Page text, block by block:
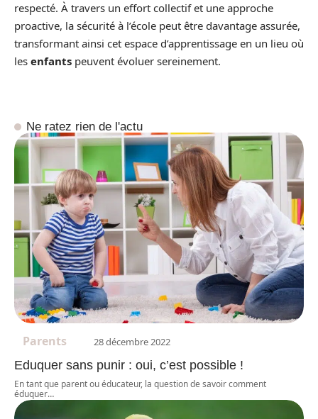
respecté. À travers un effort collectif et une approche
proactive, la sécurité à l’école peut être davantage assurée,
transformant ainsi cet espace d’apprentissage en un lieu où
les enfants peuvent évoluer sereinement.
Ne ratez rien de l'actu
Parents 28 décembre 2022
Eduquer sans punir : oui, c’est possible !
En tant que parent ou éducateur, la question de savoir comment
éduquer…